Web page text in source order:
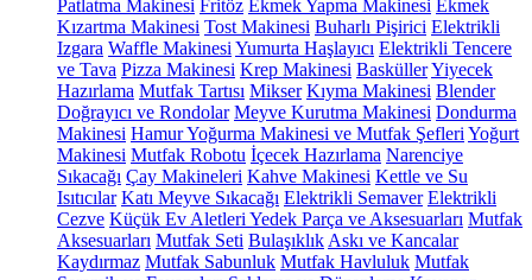
Patlatma Makinesi Fritöz Ekmek Yapma Makinesi Ekmek
Kızartma Makinesi Tost Makinesi Buharlı Pişirici Elektrikli
Izgara Waffle Makinesi Yumurta Haşlayıcı Elektrikli Tencere
ve Tava Pizza Makinesi Krep Makinesi BasküllerYiyecek
Hazırlama Mutfak Tartısı Mikser Kıyma Makinesi Blender
Doğrayıcı ve Rondolar Meyve Kurutma Makinesi Dondurma
Makinesi Hamur Yoğurma Makinesi ve Mutfak Şefleri Yoğurt
Makinesi Mutfak Robotu İçecek Hazırlama Narenciye
Sıkacağı Çay Makineleri Kahve Makinesi Kettle ve Su
Isıtıcılar Katı Meyve Sıkacağı Elektrikli Semaver Elektrikli
Cezve Küçük Ev Aletleri Yedek Parça ve Aksesuarları Mutfak
Aksesuarları Mutfak Seti Bulaşıklık Askı ve Kancalar
Kaydırmaz Mutfak Sabunluk Mutfak Havluluk Mutfak